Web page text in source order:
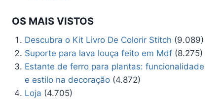
OS MAIS VISTOS
Descubra o Kit Livro De Colorir Stitch (9.089)
Suporte para lava louça feito em Mdf (8.275)
Estante de ferro para plantas: funcionalidade
e estilo na decoração (4.872)
Loja (4.705)